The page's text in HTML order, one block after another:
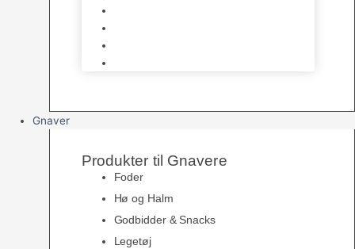
Gnaver
Produkter til Gnavere
Foder
Hø og Halm
Godbidder & Snacks
Legetøj